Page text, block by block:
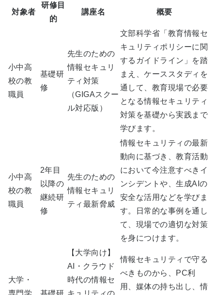
対象者
研修目
的
講座名 概要
小中高
校の教
職員
基礎研
修
先生のための
情報セキュリ
ティ対策
（GIGAスクー
ル対応版）
文部科学省「教育情報セ
キュリティポリシーに関
するガイドライン」を踏
まえ、ケーススタディを
通して、教育現場で必要
となる情報セキュリティ
対策を基礎から実践まで
学びます。
小中高
校の教
職員
2年目
以降の
継続研
修
先生のための
情報セキュリ
ティ最新脅威
情報セキュリティの最新
動向に基づき、教育活動
において今注意すべきイ
ンシデントや、生成AIの
安全な活用などを学びま
す。日常的な事例を通し
て、現場での適切な対策
を身につけます。
大学・
【大学向け】
AI・クラウド
時代の情報セ
情報セキュリティで守る
べきものから、PC利
用、媒体の持ち出し、情